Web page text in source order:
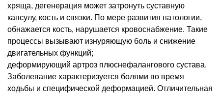
хряща, дегенерация может затронуть суставную
капсулу, кость и связки. По мере развития патологии,
обнажается кость, нарушается кровоснабжение. Такие
процессы вызывают изнуряющую боль и снижение
двигательных функций;
деформирующий артроз плюснефалангового сустава.
Заболевание характеризуется болями во время
ходьбы и специфической деформацией. Отличительная